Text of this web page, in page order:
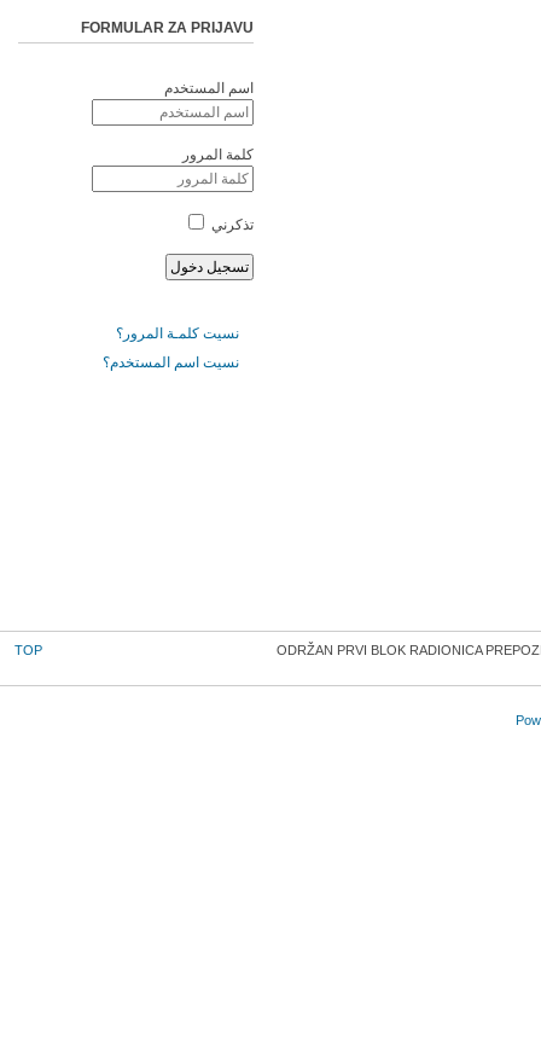
FORMULAR ZA PRIJAVU
اسم المستخدم
كلمة المرور
تذكرني
نسيت كلمـة المرور؟
نسيت اسم المستخدم؟
ODRŽAN PRVI BLOK RАDIОNICA
TOP